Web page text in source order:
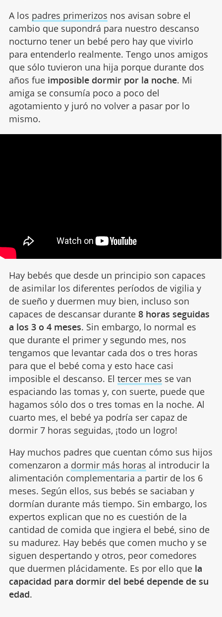
A los padres primerizos nos avisan sobre el
cambio que supondrá para nuestro descanso
nocturno tener un bebé pero hay que vivirlo
para entenderlo realmente. Tengo unos amigos
que sólo tuvieron una hija porque durante dos
años fue imposible dormir por la noche. Mi
amiga se consumía poco a poco del
agotamiento y juró no volver a pasar por lo
mismo.
Hay bebés que desde un principio son capaces
de asimilar los diferentes períodos de vigilia y
de sueño y duermen muy bien, incluso son
capaces de descansar durante 8 horas seguidas
a los 3 o 4 meses. Sin embargo, lo normal es
que durante el primer y segundo mes, nos
tengamos que levantar cada dos o tres horas
para que el bebé coma y esto hace casi
imposible el descanso. El tercer mes se van
espaciando las tomas y, con suerte, puede que
hagamos sólo dos o tres tomas en la noche. Al
cuarto mes, el bebé ya podría ser capaz de
dormir 7 horas seguidas, ¡todo un logro!
Hay muchos padres que cuentan cómo sus hijos
comenzaron a dormir más horas al introducir la
alimentación complementaria a partir de los 6
meses. Según ellos, sus bebés se saciaban y
dormían durante más tiempo. Sin embargo, los
expertos explican que no es cuestión de la
cantidad de comida que ingiera el bebé, sino de
su madurez. Hay bebés que comen mucho y se
siguen despertando y otros, peor comedores
que duermen plácidamente. Es por ello que la
capacidad para dormir del bebé depende de su
edad.